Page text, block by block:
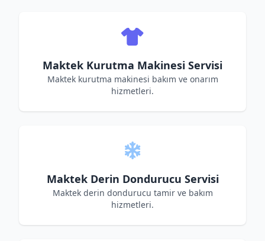
Maktek Kurutma Makinesi Servisi
Maktek kurutma makinesi bakım ve onarım
hizmetleri.
Maktek Derin Dondurucu Servisi
Maktek derin dondurucu tamir ve bakım
hizmetleri.